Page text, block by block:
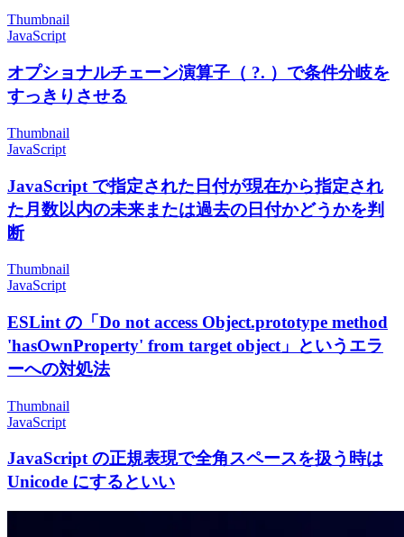
Thumbnail
JavaScript
オプショナルチェーン演算子（ ?. ）で条件分岐を
すっきりさせる
Thumbnail
JavaScript
JavaScript で指定された日付が現在から指定され
た月数以内の未来または過去の日付かどうかを判
断
Thumbnail
JavaScript
ESLint の「Do not access Object.prototype method
'hasOwnProperty' from target object」というエラ
ーへの対処法
Thumbnail
JavaScript
JavaScript の正規表現で全角スペースを扱う時は
Unicode にするといい